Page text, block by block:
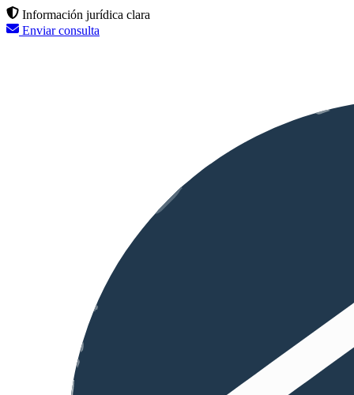
Información jurídica clara
Enviar consulta